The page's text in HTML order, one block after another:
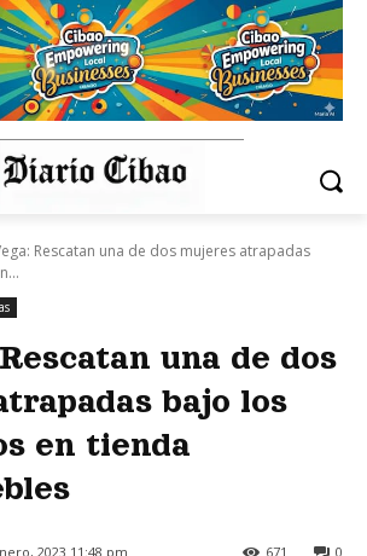
Rescatan una de dos mujeres atrapadas
una de dos
bajo los
en tienda
2023 11:48 pm 0
671